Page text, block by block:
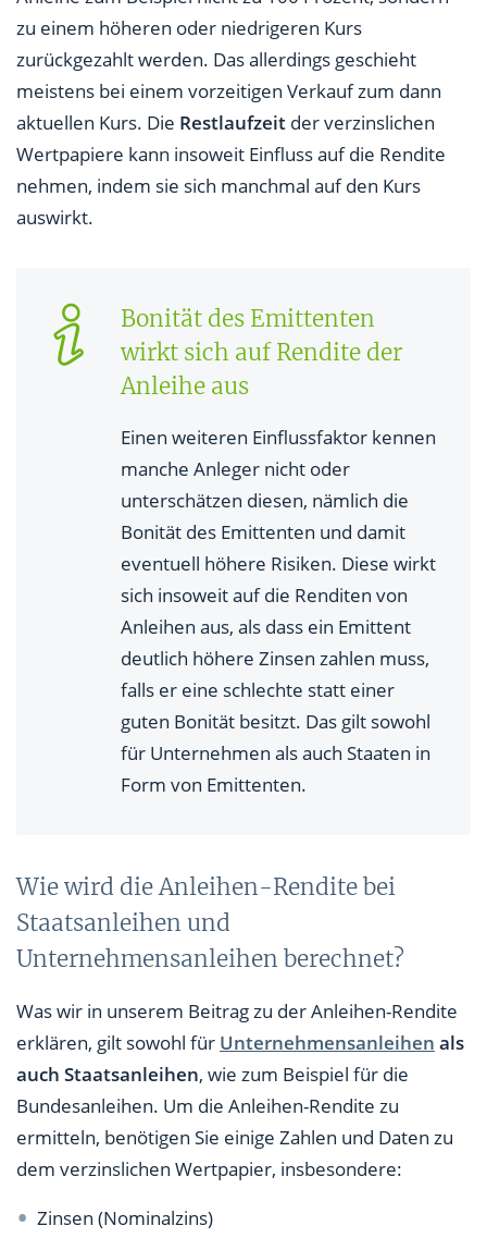
zu einem höheren oder niedrigeren Kurs
zurückgezahlt werden. Das allerdings geschieht
meistens bei einem vorzeitigen Verkauf zum dann
aktuellen Kurs. Die Restlaufzeit der verzinslichen
Wertpapiere kann insoweit Einfluss auf die Rendite
nehmen, indem sie sich manchmal auf den Kurs
auswirkt.
Bonität des Emittenten
wirkt sich auf Rendite der
Anleihe aus
Einen weiteren Einflussfaktor kennen
manche Anleger nicht oder
unterschätzen diesen, nämlich die
Bonität des Emittenten und damit
eventuell höhere Risiken. Diese wirkt
sich insoweit auf die Renditen von
Anleihen aus, als dass ein Emittent
deutlich höhere Zinsen zahlen muss,
falls er eine schlechte statt einer
guten Bonität besitzt. Das gilt sowohl
für Unternehmen als auch Staaten in
Form von Emittenten.
Wie wird die Anleihen-Rendite bei
Staatsanleihen und
Unternehmensanleihen berechnet?
Was wir in unserem Beitrag zu der Anleihen-Rendite
erklären, gilt sowohl für Unternehmensanleihen als
auch Staatsanleihen, wie zum Beispiel für die
Bundesanleihen. Um die Anleihen-Rendite zu
ermitteln, benötigen Sie einige Zahlen und Daten zu
dem verzinslichen Wertpapier, insbesondere:
Zinsen (Nominalzins)